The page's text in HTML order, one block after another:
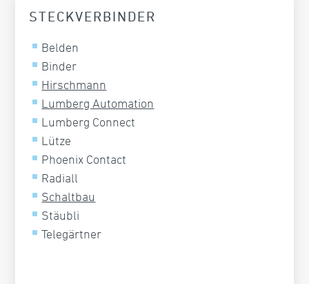
STECKVERBINDER
Belden
Binder
Hirschmann
Lumberg Automation
Lumberg Connect
Lütze
Phoenix Contact
Radiall
Schaltbau
Stäubli
Telegärtner